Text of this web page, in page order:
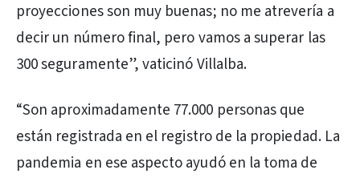
proyecciones son muy buenas; no me atrevería a
decir un número final, pero vamos a superar las
300 seguramente”, vaticinó Villalba.
“Son aproximadamente 77.000 personas que
están registrada en el registro de la propiedad. La
pandemia en ese aspecto ayudó en la toma de